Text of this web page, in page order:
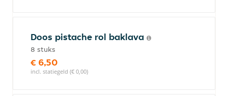
Doos pistache rol baklava
8 stuks
€ 6,50
incl. statiegeld (€ 0,00)